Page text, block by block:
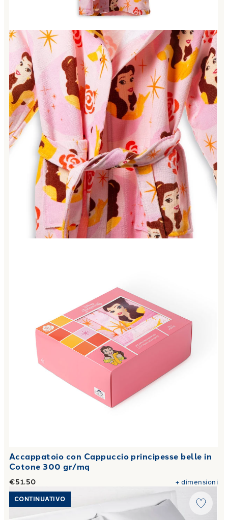
Accappatoio con Cappuccio principesse belle in
Cotone 300 gr/mq
€51.50 +dimensioni
Link to "Completo Lenzuola premium in Cotone 50X80 2
CONTINUATIVO